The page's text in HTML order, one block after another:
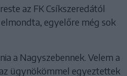
az FK Csíkszeredától
egyelőre még sok
a Nagyszebennek. Velem a
ügynökömmel egyeztettek